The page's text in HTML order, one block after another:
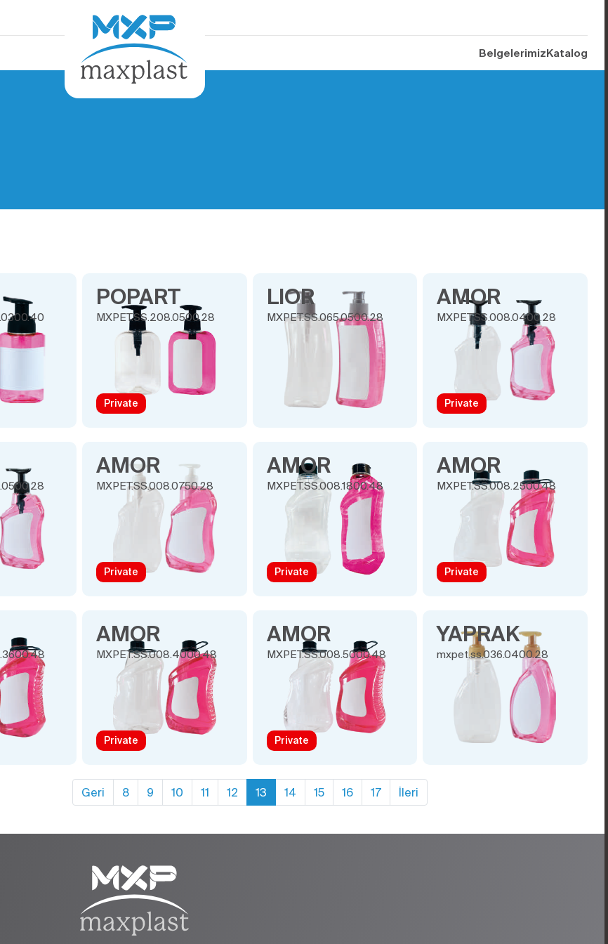
BelgelerimizKatalog
POPART
MXPET.SS.208.0500.28
Private
LIOR
MXPET.SS.065.0500.28
AMOR
MXPET.SS.008.0400.28
Private
AMOR
MXPET.SS.008.0750.28
Private
AMOR
MXPET.SS.008.1800.48
Private
AMOR
MXPET.SS.008.2500.48
Private
AMOR
MXPET.SS.008.4000.48
Private
AMOR
MXPET.SS.008.5000.48
Private
YAPRAK
mxpet.ss.036.0400.28
Geri 8 9 10 11 12 13 14 15 16 17 İleri